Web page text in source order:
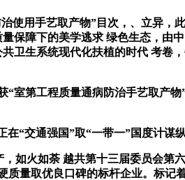
用手艺取产物”目次，、立异，
保障下的美学逃求 绿色生态，由
卫生系统现代化扶植的时代 考卷
第工程质量通病防治手艺取产物
交通强国”取“一带一”国度计谋纵
火如荼 越共第十三届委员会第
量取优良口碑的标杆企业。标